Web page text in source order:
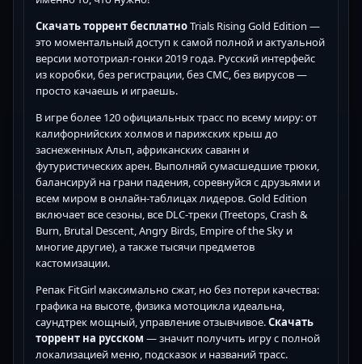
Скачать торрент бесплатноTrials Rising Gold Edition —
это моментальный доступ к самой полной и актуальной
версии мототриал-гонки 2019 года. Русский интерфейс
из коробки, без регистрации, без СМС, без вирусов —
просто качаешь и играешь.
В игре более 120 официальных трасс по всему миру: от
калифорнийских холмов и парижских крыш до
заснеженных Альп, африканских саванн и
футуристических арен. Выполняй сумасшедшие трюки,
балансируй на грани падения, соревнуйся с друзьями и
всем миром в онлайн-таблицах лидеров. Gold Edition
включает все сезоны, все DLC-треки (Treetops, Crash &
Burn, Brutal Descent, Angry Birds, Empire of the Sky и
многие другие), а также тысячи предметов
кастомизации.
Репак FitGirl максимально сжат, но без потери качества:
графика на высоте, физика мотоцикла идеальна,
саундтрек мощный, управление отзывчивое.Скачать
торрент на русском — значит получить игру с полной
локализацией меню, подсказок и названий трасс.